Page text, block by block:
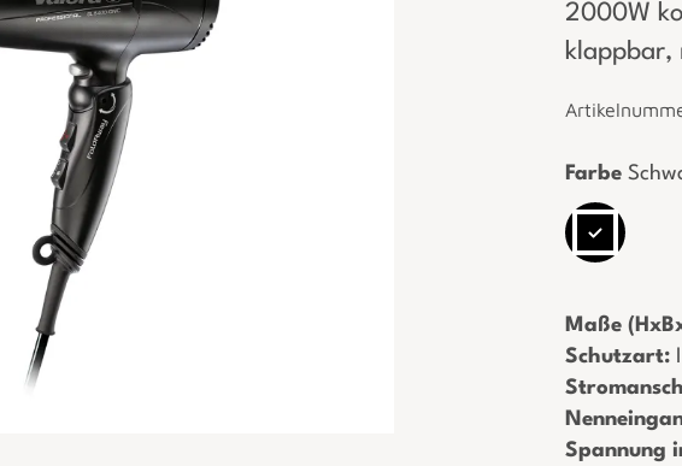
2000W
klappbar,
Farbe
Maße
Schutzart:
Spannung